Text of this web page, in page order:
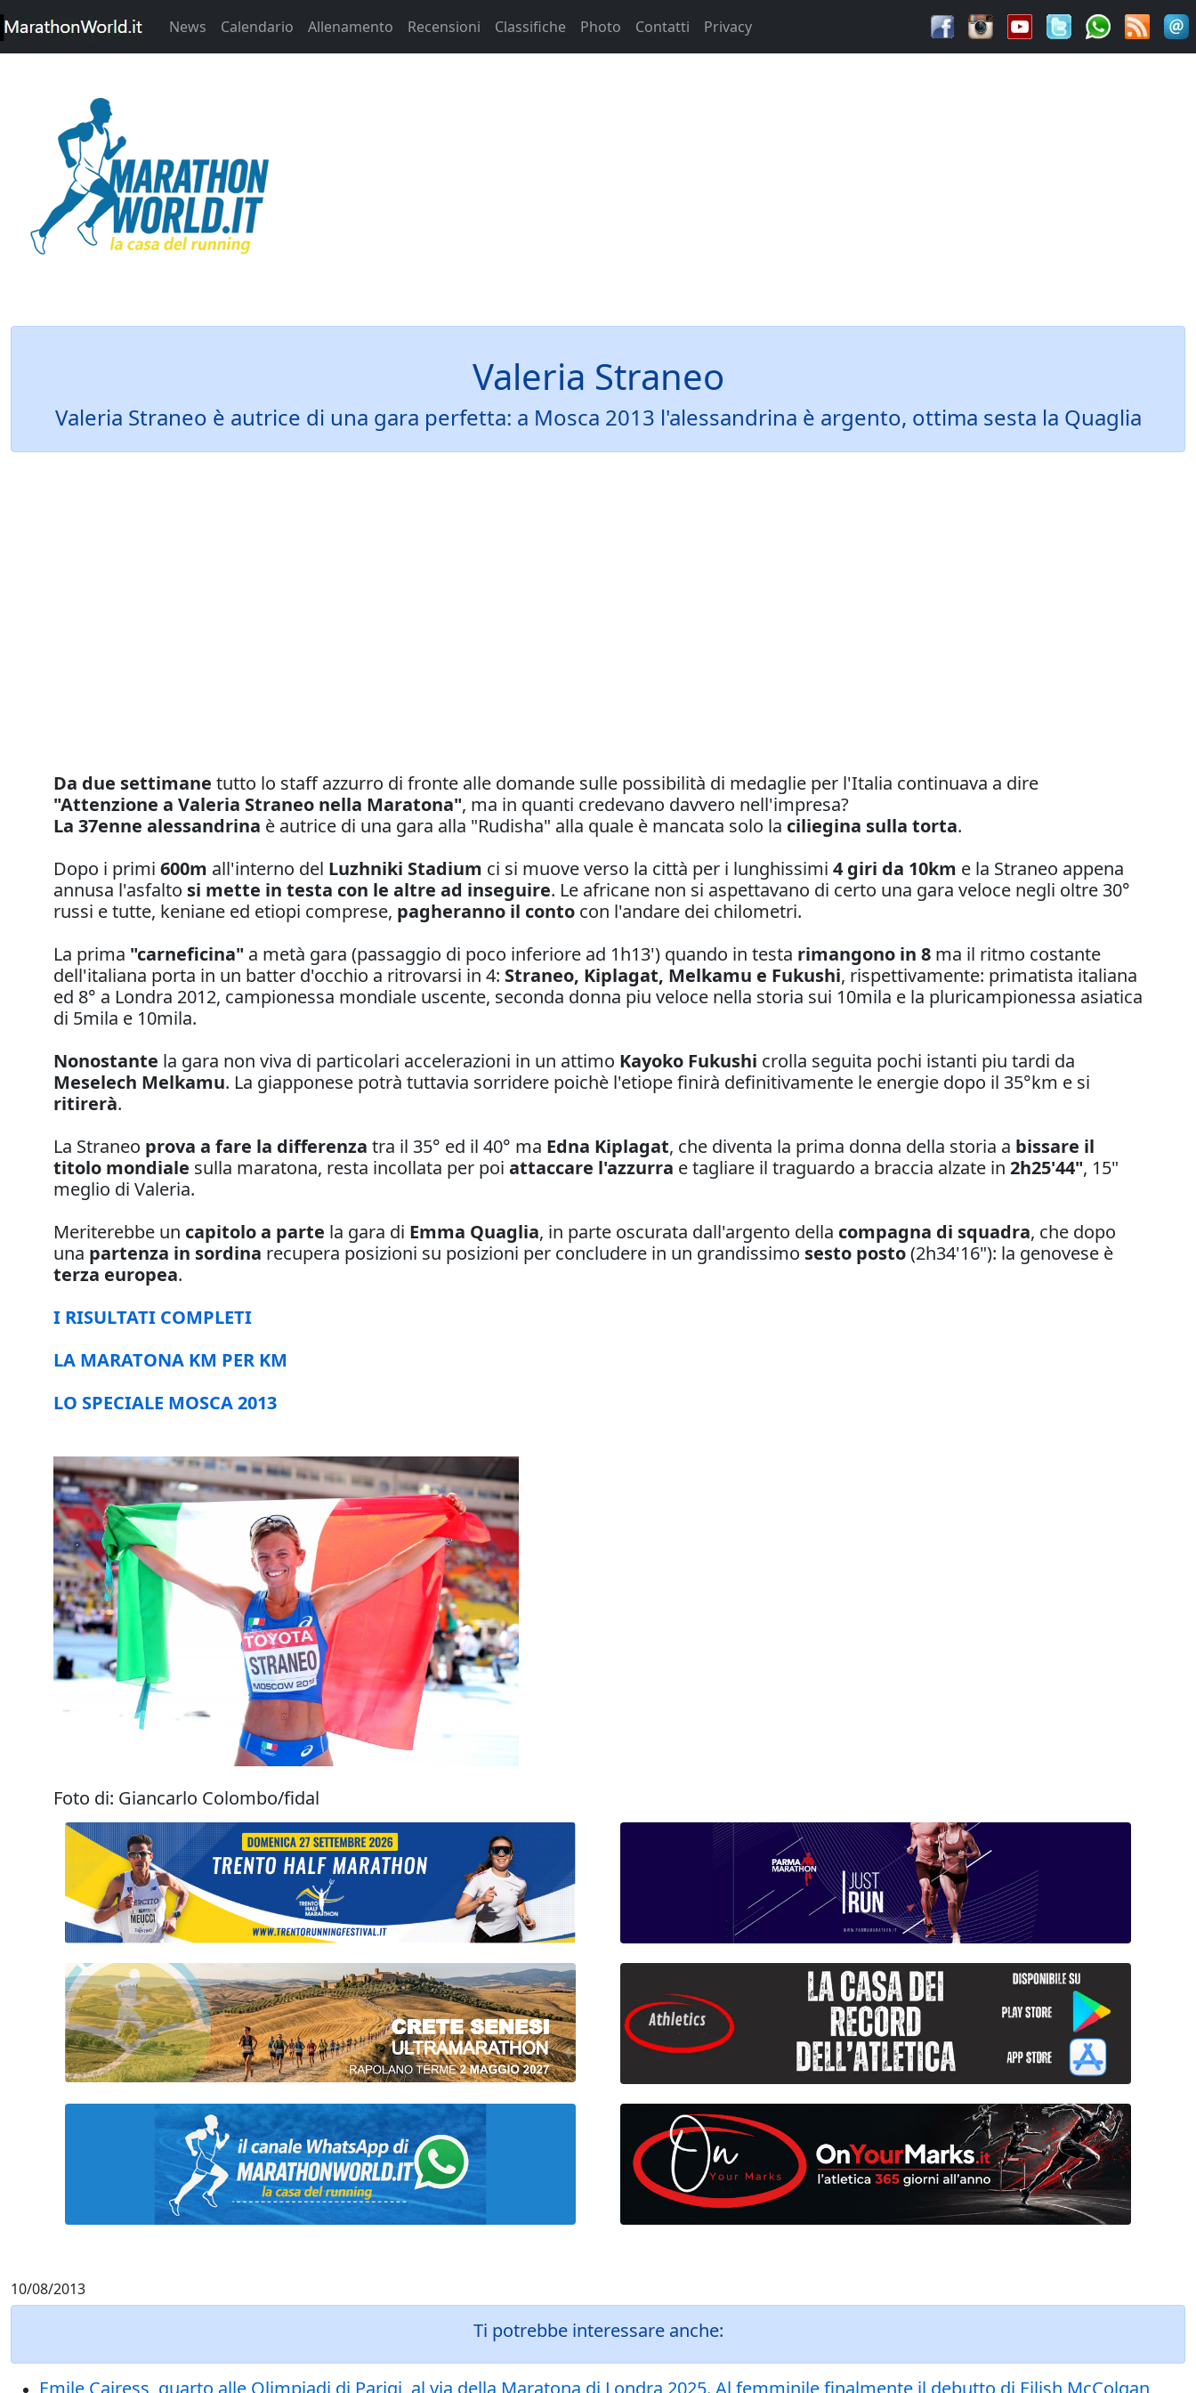
News Calendario Allenamento Recensioni Classifiche Photo Contatti Privacy
Valeria Straneo
Valeria Straneo è autrice di una gara perfetta: a Mosca 2013 l'alessandrina è argento, ottima sesta la Quaglia
Da due settimane tutto lo staff azzurro di fronte alle domande sulle possibilità di medaglie per l'Italia continuava a dire
"Attenzione a Valeria Straneo nella Maratona", ma in quanti credevano davvero nell'impresa?
La 37enne alessandrina è autrice di una gara alla "Rudisha" alla quale è mancata solo la ciliegina sulla torta.
Dopo i primi 600m all'interno del Luzhniki Stadium ci si muove verso la città per i lunghissimi 4 giri da 10km e la Straneo appena
annusa l'asfalto si mette in testa con le altre ad inseguire. Le africane non si aspettavano di certo una gara veloce negli oltre 30°
russi e tutte, keniane ed etiopi comprese, pagheranno il conto con l'andare dei chilometri.
La prima "carneficina" a metà gara (passaggio di poco inferiore ad 1h13') quando in testa rimangono in 8 ma il ritmo costante
dell'italiana porta in un batter d'occhio a ritrovarsi in 4: Straneo, Kiplagat, Melkamu e Fukushi, rispettivamente: primatista italiana
ed 8° a Londra 2012, campionessa mondiale uscente, seconda donna piu veloce nella storia sui 10mila e la pluricampionessa asiatica
di 5mila e 10mila.
Nonostante la gara non viva di particolari accelerazioni in un attimo Kayoko Fukushi crolla seguita pochi istanti piu tardi da
Meselech Melkamu. La giapponese potrà tuttavia sorridere poichè l'etiope finirà definitivamente le energie dopo il 35°km e si
ritirerà.
La Straneo prova a fare la differenza tra il 35° ed il 40° ma Edna Kiplagat, che diventa la prima donna della storia a bissare il
titolo mondiale sulla maratona, resta incollata per poi attaccare l'azzurra e tagliare il traguardo a braccia alzate in 2h25'44", 15"
meglio di Valeria.
Meriterebbe un capitolo a parte la gara di Emma Quaglia, in parte oscurata dall'argento della compagna di squadra, che dopo
una partenza in sordina recupera posizioni su posizioni per concludere in un grandissimo sesto posto(2h34'16"): la genovese è
terza europea.
I RISULTATI COMPLETI
LA MARATONA KM PER KM
LO SPECIALE MOSCA 2013
Foto di: Giancarlo Colombo/fidal
10/08/2013
Ti potrebbe interessare anche:
Emile Cairess, quarto alle Olimpiadi di Parigi, al via della Maratona di Londra 2025. Al femminile finalmente il debutto di Eilish McColgan